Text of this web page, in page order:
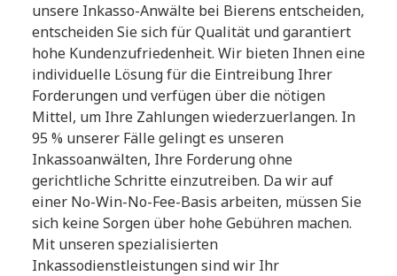
unsere Inkasso-Anwälte bei Bierens entscheiden,
entscheiden Sie sich für Qualität und garantiert
hohe Kundenzufriedenheit. Wir bieten Ihnen eine
individuelle Lösung für die Eintreibung Ihrer
Forderungen und verfügen über die nötigen
Mittel, um Ihre Zahlungen wiederzuerlangen. In
95 % unserer Fälle gelingt es unseren
Inkassoanwälten, Ihre Forderung ohne
gerichtliche Schritte einzutreiben. Da wir auf
einer No-Win-No-Fee-Basis arbeiten, müssen Sie
sich keine Sorgen über hohe Gebühren machen.
Mit unseren spezialisierten
Inkassodienstleistungen sind wir Ihr